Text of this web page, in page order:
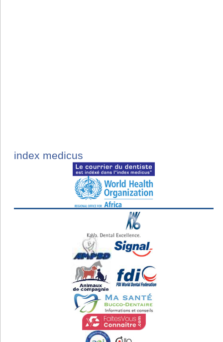
index medicus